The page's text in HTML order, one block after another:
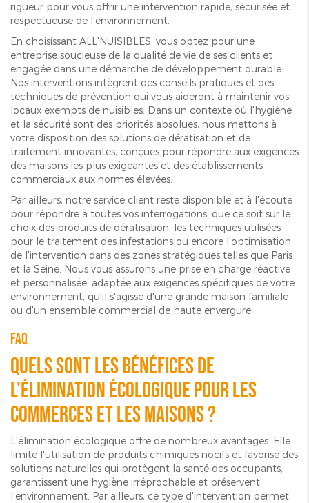
rigueur pour vous offrir une intervention rapide, sécurisée et
respectueuse de l'environnement.
En choisissant ALL'NUISIBLES, vous optez pour une
entreprise soucieuse de la qualité de vie de ses clients et
engagée dans une démarche de développement durable.
Nos interventions intègrent des conseils pratiques et des
techniques de prévention qui vous aideront à maintenir vos
locaux exempts de nuisibles. Dans un contexte où l'hygiène
et la sécurité sont des priorités absolues, nous mettons à
votre disposition des solutions de dératisation et de
traitement innovantes, conçues pour répondre aux exigences
des maisons les plus exigeantes et des établissements
commerciaux aux normes élevées.
Par ailleurs, notre service client reste disponible et à l'écoute
pour répondre à toutes vos interrogations, que ce soit sur le
choix des produits de dératisation, les techniques utilisées
pour le traitement des infestations ou encore l'optimisation
de l'intervention dans des zones stratégiques telles que Paris
et la Seine. Nous vous assurons une prise en charge réactive
et personnalisée, adaptée aux exigences spécifiques de votre
environnement, qu'il s'agisse d'une grande maison familiale
ou d'un ensemble commercial de haute envergure.
FAQ
Quels sont les bénéfices de
l'élimination écologique pour les
commerces et les maisons ?
L'élimination écologique offre de nombreux avantages. Elle
limite l'utilisation de produits chimiques nocifs et favorise des
solutions naturelles qui protègent la santé des occupants,
garantissent une hygiène irréprochable et préservent
l'environnement. Par ailleurs, ce type d'intervention permet